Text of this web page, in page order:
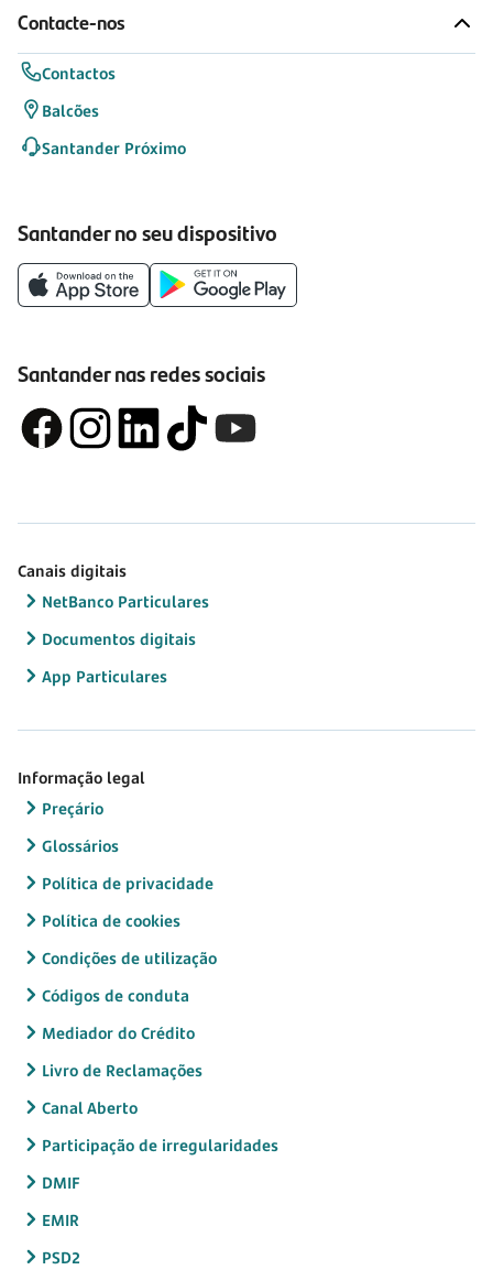
Contacte-nos
Contactos
Balcões
Santander Próximo
Santander no seu dispositivo
Santander nas redes sociais
Canais digitais
NetBanco Particulares
Documentos digitais
App Particulares
Informação legal
Preçário
Glossários
Política de privacidade
Política de cookies
Condições de utilização
Códigos de conduta
Mediador do Crédito
Livro de Reclamações
Canal Aberto
Participação de irregularidades
DMIF
EMIR
PSD2